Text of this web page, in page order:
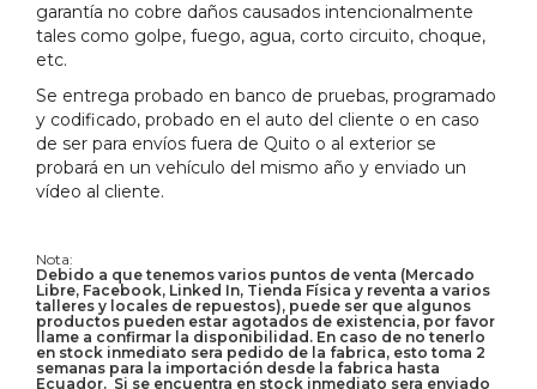
garantía no cobre daños causados intencionalmente
tales como golpe, fuego, agua, corto circuito, choque,
etc.
Se entrega probado en banco de pruebas, programado
y codificado, probado en el auto del cliente o en caso
de ser para envíos fuera de Quito o al exterior se
probará en un vehículo del mismo año y enviado un
vídeo al cliente.
Nota:
Debido a que tenemos varios puntos de venta (Mercado
Libre, Facebook, Linked In, Tienda Física y reventa a varios
talleres y locales de repuestos), puede ser que algunos
productos pueden estar agotados de existencia, por favor
llame a confirmar la disponibilidad. En caso de no tenerlo
en stock inmediato sera pedido de la fabrica, esto toma 2
semanas para la importación desde la fabrica hasta
Ecuador. Si se encuentra en stock inmediato sera enviado